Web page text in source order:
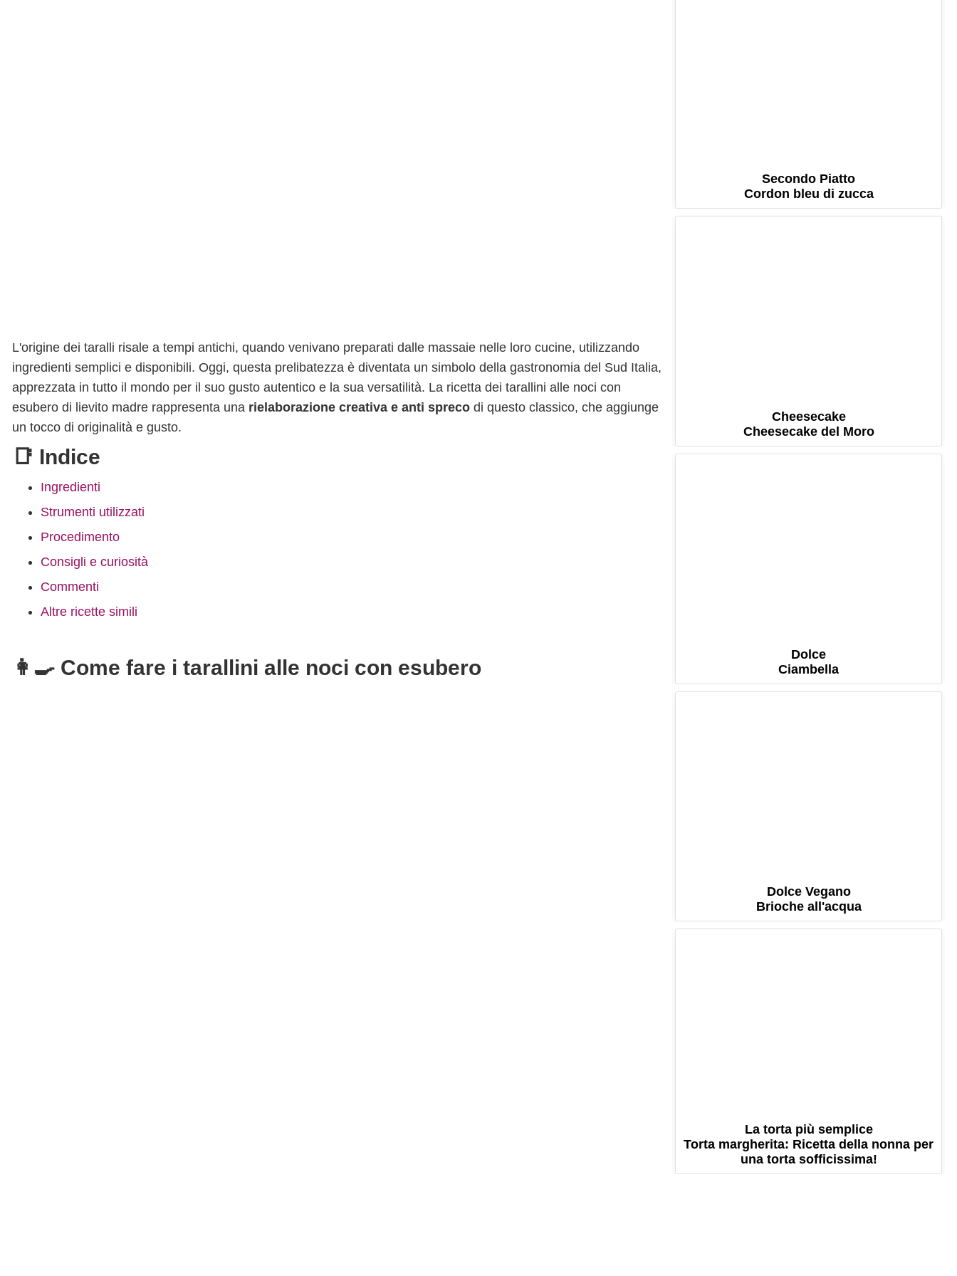
L'origine dei taralli risale a tempi antichi, quando venivano preparati dalle massaie nelle loro cucine, utilizzando
ingredienti semplici e disponibili. Oggi, questa prelibatezza è diventata un simbolo della gastronomia del Sud Italia,
apprezzata in tutto il mondo per il suo gusto autentico e la sua versatilità. La ricetta dei tarallini alle noci con
esubero di lievito madre rappresenta una rielaborazione creativa e anti spreco di questo classico, che aggiunge
un tocco di originalità e gusto.
📑 Indice
Ingredienti
Strumenti utilizzati
Procedimento
Consigli e curiosità
Commenti
Altre ricette simili
👩‍🍳 Come fare i tarallini alle noci con esubero
Secondo Piatto
Cordon bleu di zucca
Cheesecake
Cheesecake del Moro
Dolce
Ciambella
Dolce Vegano
Brioche all'acqua
La torta più semplice
Torta margherita: Ricetta della nonna per
una torta sofficissima!